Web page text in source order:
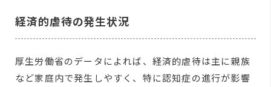
経済的虐待の発生状況
厚生労働省のデータによれば、経済的虐待は主に親族
など家庭内で発生しやすく、特に認知症の進行が影響